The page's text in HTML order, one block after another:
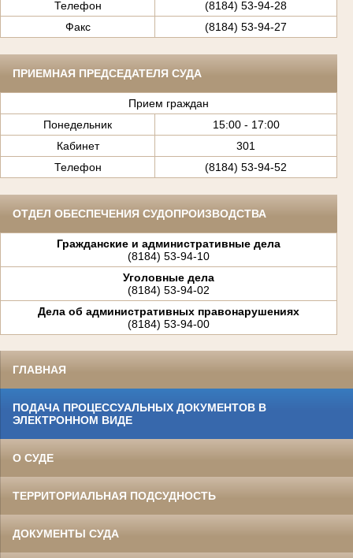
Телефон
(8184) 53-94-28
Факс
(8184) 53-94-27
ПРИЕМНАЯ ПРЕДСЕДАТЕЛЯ СУДА
Прием граждан
Понедельник
15:00 - 17:00
Кабинет
301
Телефон
(8184) 53-94-52
ОТДЕЛ ОБЕСПЕЧЕНИЯ СУДОПРОИЗВОДСТВА
Гражданские и административные дела
(8184) 53-94-10
Уголовные дела
(8184) 53-94-02
Дела об административных правонарушениях
(8184) 53-94-00
ГЛАВНАЯ
ПОДАЧА ПРОЦЕССУАЛЬНЫХ ДОКУМЕНТОВ В
ЭЛЕКТРОННОМ ВИДЕ
О СУДЕ
ТЕРРИТОРИАЛЬНАЯ ПОДСУДНОСТЬ
ДОКУМЕНТЫ СУДА